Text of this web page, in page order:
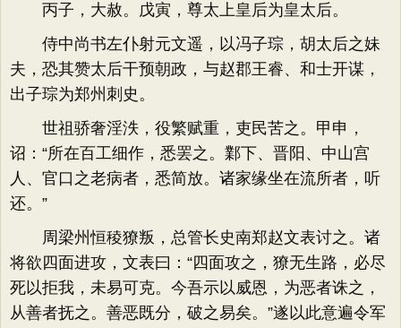
丙子，大赦。戊寅，尊太上皇后为皇太后。
侍中尚书左仆射元文遥，以冯子琮，胡太后之妹
夫，恐其赞太后干预朝政，与赵郡王睿、和士开谋，
出子琮为郑州刺史。
世祖骄奢淫泆，役繁赋重，吏民苦之。甲申，
诏：“所在百工细作，悉罢之。鄴下、晋阳、中山宫
人、官口之老病者，悉简放。诸家缘坐在流所者，听
还。”
周梁州恒稜獠叛，总管长史南郑赵文表讨之。诸
将欲四面进攻，文表曰：“四面攻之，獠无生路，必尽
死以拒我，未易可克。今吾示以威恩，为恶者诛之，
从善者抚之。善恶既分，破之易矣。”遂以此意遍令军